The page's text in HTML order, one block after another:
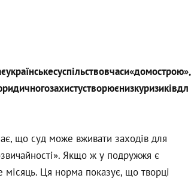
що суд може вживати заходів для
Якщо ж у подружжя є
місяць. Ця норма показує, що творці